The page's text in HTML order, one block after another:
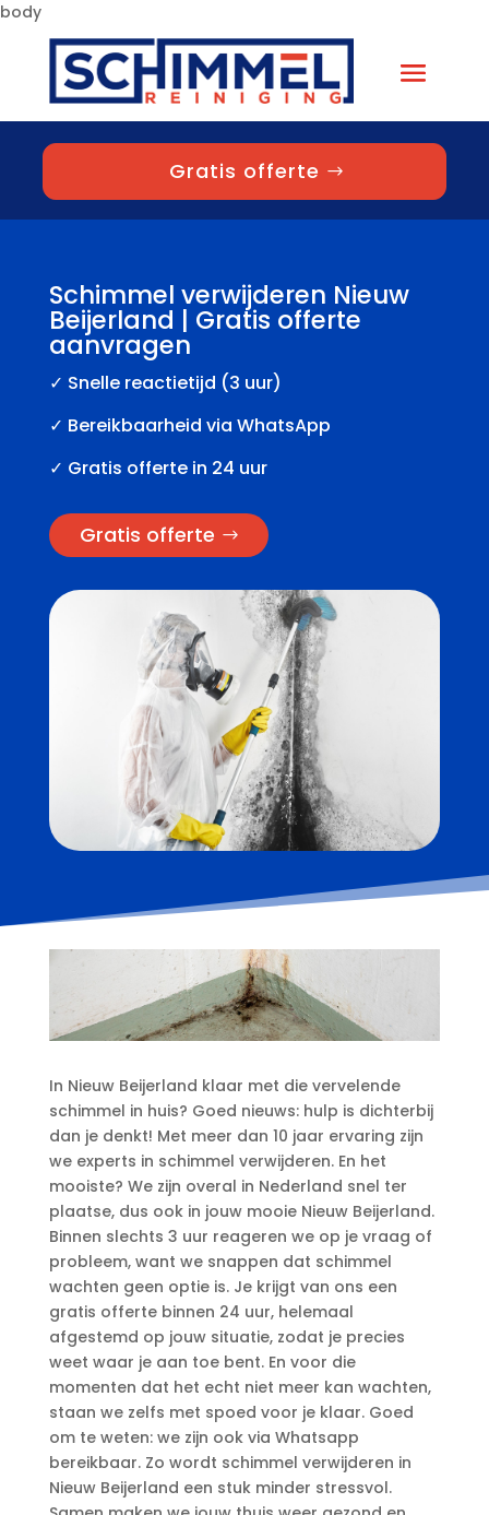
body
Gratis offerte
Schimmel verwijderen Nieuw
Beijerland | Gratis offerte
aanvragen
✓ Snelle reactietijd (3 uur)
✓ Bereikbaarheid via WhatsApp
✓ Gratis offerte in 24 uur
Gratis offerte
In Nieuw Beijerland klaar met die vervelende
schimmel in huis? Goed nieuws: hulp is dichterbij
dan je denkt! Met meer dan 10 jaar ervaring zijn
we experts in schimmel verwijderen.​ En het
mooiste? We zijn overal in Nederland snel ter
plaatse, dus ook in jouw mooie Nieuw Beijerland.​
Binnen slechts 3 uur reageren we op je vraag of
probleem, want we snappen dat schimmel
wachten geen optie is.​ Je krijgt van ons een
gratis offerte binnen 24 uur, helemaal
afgestemd op jouw situatie, zodat je precies
weet waar je aan toe bent.​ En voor die
momenten dat het echt niet meer kan wachten,
staan we zelfs met spoed voor je klaar.​ Goed
om te weten: we zijn ook via Whatsapp
bereikbaar.​ Zo wordt schimmel verwijderen in
Nieuw Beijerland een stuk minder stressvol.​